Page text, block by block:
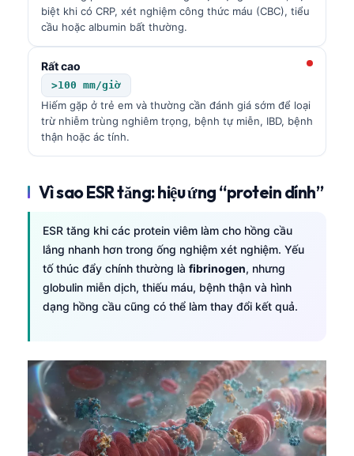
biệt khi có CRP, xét nghiệm công thức máu (CBC), tiểu
cầu hoặc albumin bất thường.
Rất cao
>100 mm/giờ
Hiếm gặp ở trẻ em và thường cần đánh giá sớm để loại
trừ nhiễm trùng nghiêm trọng, bệnh tự miễn, IBD, bệnh
thận hoặc ác tính.
Vì sao ESR tăng: hiệu ứng “protein dính”
ESR tăng khi các protein viêm làm cho hồng cầu
lắng nhanh hơn trong ống nghiệm xét nghiệm. Yếu
tố thúc đẩy chính thường là fibrinogen, nhưng
globulin miễn dịch, thiếu máu, bệnh thận và hình
dạng hồng cầu cũng có thể làm thay đổi kết quả.